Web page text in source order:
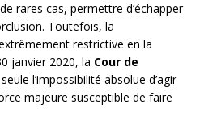
rares cas, permettre d’échapper
Toutefois, la
restrictive en la
janvier 2020, la Cour de
l’impossibilité absolue d’agir
majeure susceptible de faire